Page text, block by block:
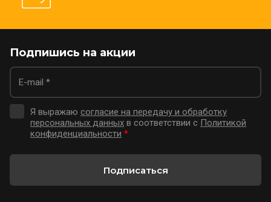
Подпишись на акции
Я выражаю согласие на передачу и обработку
персональных данных в соответствии с Политикой
конфиденциальности *
Подписаться